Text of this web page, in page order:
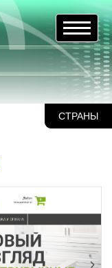
СТРАНЫ